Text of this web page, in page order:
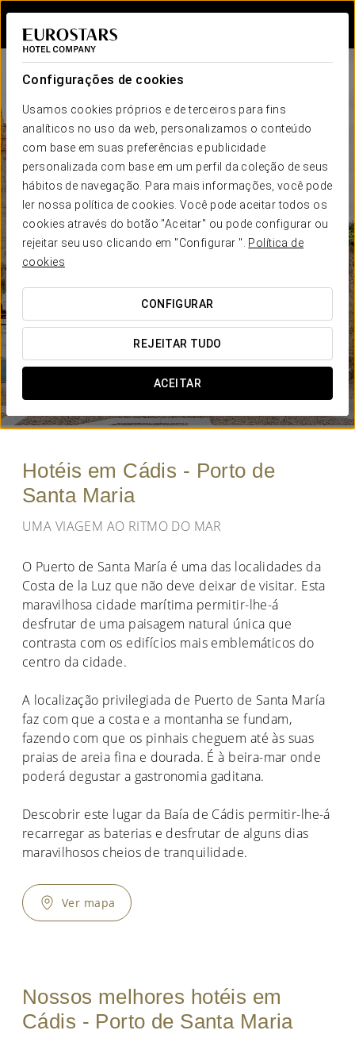
Configurações de cookies
Usamos cookies próprios e de terceiros para fins
analíticos no uso da web, personalizamos o conteúdo
com base em suas preferências e publicidade
personalizada com base em um perfil da coleção de seus
hábitos de navegação. Para mais informações, você pode
ler nossa política de cookies. Você pode aceitar todos os
cookies através do botão "Aceitar" ou pode configurar ou
rejeitar seu uso clicando em "Configurar ". Política de
cookies
CONFIGURAR
REJEITAR TUDO
ACEITAR
Hotéis em Cádis - Porto de
Santa Maria
UMA VIAGEM AO RITMO DO MAR
O Puerto de Santa María é uma das localidades da
Costa de la Luz que não deve deixar de visitar. Esta
maravilhosa cidade marítima permitir-lhe-á
desfrutar de uma paisagem natural única que
contrasta com os edifícios mais emblemáticos do
centro da cidade.
A localização privilegiada de Puerto de Santa María
faz com que a costa e a montanha se fundam,
fazendo com que os pinhais cheguem até às suas
praias de areia fina e dourada. É à beira-mar onde
poderá degustar a gastronomia gaditana.
Descobrir este lugar da Baía de Cádis permitir-lhe-á
recarregar as baterias e desfrutar de alguns dias
maravilhosos cheios de tranquilidade.
Ver mapa
Nossos melhores hotéis em
Cádis - Porto de Santa Maria